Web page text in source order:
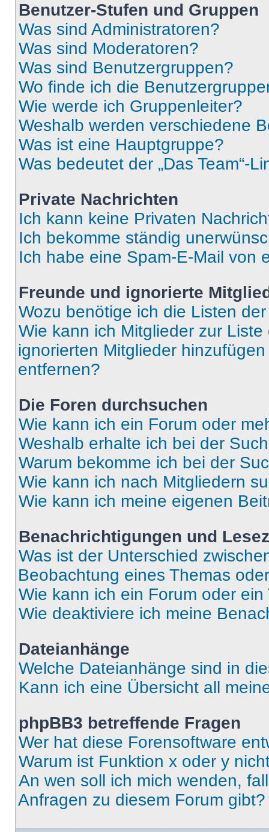
Benutzer-Stufen und Gruppen
Was sind Administratoren?
Was sind Moderatoren?
Was sind Benutzergruppen?
Wo finde ich die
Wie werde ich Gruppenleiter?
Weshalb werden verschiedene
Was ist eine Hauptgruppe?
Was bedeutet der „Das Team“-
Private Nachrichten
Ich kann keine Privaten
Ich bekomme ständig
Ich habe eine Spam-E-Mail von
Freunde und ignorierte
Wozu benötige ich die Listen
Wie kann ich Mitglieder zur
ignorierten Mitglieder
entfernen?
Die Foren durchsuchen
Wie kann ich ein Forum oder
Weshalb erhalte ich bei der
Warum bekomme ich bei der
Wie kann ich nach Mitgliedern
Wie kann ich meine eigenen
Benachrichtigungen und
Was ist der Unterschied
Beobachtung eines Themas
Wie kann ich ein Forum oder
Wie deaktiviere ich meine
Dateianhänge
Welche Dateianhänge sind in
Kann ich eine Übersicht all
phpBB3 betreffende Fragen
Wer hat diese Forensoftware
Warum ist Funktion x oder y
An wen soll ich mich wenden,
Anfragen zu diesem Forum gibt?